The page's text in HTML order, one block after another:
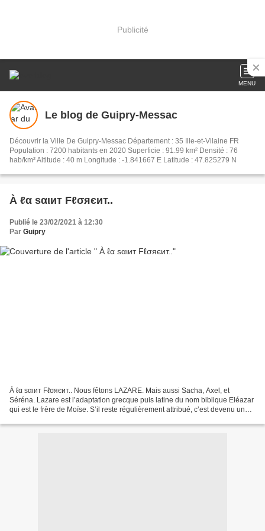
Publicité
MENU
Le blog de Guipry-Messac
Découvrir la Ville De Guipry-Messac Département : 35 Ille-et-Vilaine FR
Population : 7200 habitants en 2020 Superficie : 91.99 km² Densité : 76
hab/km² Altitude : 40 m Longitude : -1.841667 E Latitude : 47.825279 N
À ℓα ѕαιит Fℓσяєит..
Publié le 23/02/2021 à 12:30
Par Guipry
À ℓα ѕαιит Fℓσяєит.. Nous fêtons LAZARE. Mais aussi Sacha, Axel, et
Séréna. Lazare est l’adaptation grecque puis latine du nom biblique Eléazar
qui est le frère de Moïse. S’il reste régulièrement attribué, c’est devenu un